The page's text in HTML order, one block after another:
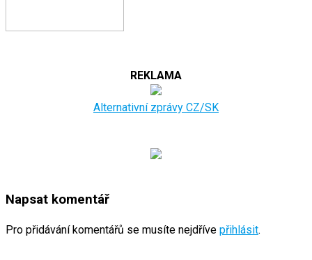
REKLAMA
Alternativní zprávy CZ/SK
Napsat komentář
Pro přidávání komentářů se musíte nejdříve přihlásit.